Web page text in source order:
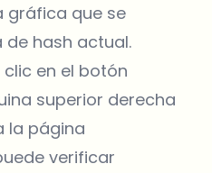
gráfica que se
hash actual.
en el botón
superior derecha
la página
verificar